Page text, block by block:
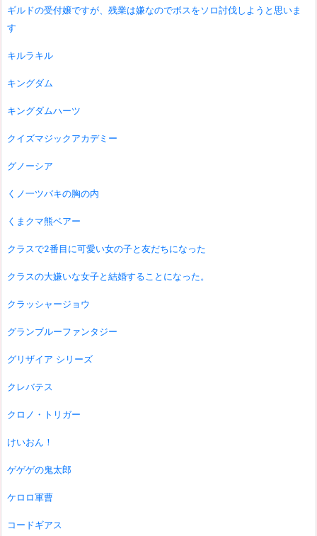
ギルドの受付嬢ですが、残業は嫌なのでボスをソロ討伐しようと思いま
す
キルラキル
キングダム
キングダムハーツ
クイズマジックアカデミー
グノーシア
くノ一ツバキの胸の内
くまクマ熊ベアー
クラスで2番目に可愛い女の子と友だちになった
クラスの大嫌いな女子と結婚することになった。
クラッシャージョウ
グランブルーファンタジー
グリザイア シリーズ
クレバテス
クロノ・トリガー
けいおん！
ゲゲゲの鬼太郎
ケロロ軍曹
コードギアス